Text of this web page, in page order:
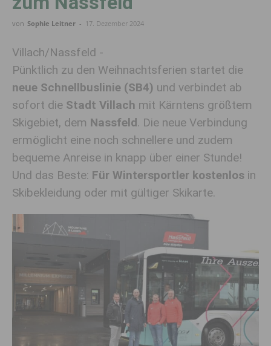
von Sophie Leitner - 17. Dezember 2024
Villach/Nassfeld -
Pünktlich zu den Weihnachtsferien startet die
neue Schnellbuslinie (SB4) und verbindet ab
sofort die Stadt Villach mit Kärntens größtem
Skigebiet, dem Nassfeld. Die neue Verbindung
ermöglicht eine noch schnellere und zudem
bequeme Anreise in knapp über einer Stunde!
Und das Beste: Für Wintersportler kostenlos in
Skibekleidung oder mit gültiger Skikarte.